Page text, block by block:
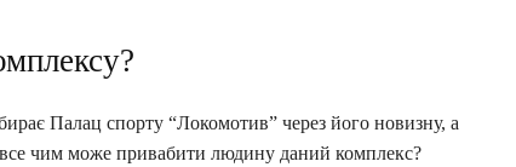
Палац спорту “Локомотив” через його новизну, а
все чим може привабити людину даний комплекс?